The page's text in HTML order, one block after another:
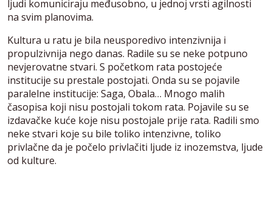
ljudi komuniciraju međusobno, u jednoj vrsti agilnosti
na svim planovima.
Kultura u ratu je bila neusporedivo intenzivnija i
propulzivnija nego danas. Radile su se neke potpuno
nevjerovatne stvari. S početkom rata postojeće
institucije su prestale postojati. Onda su se pojavile
paralelne institucije: Saga, Obala… Mnogo malih
časopisa koji nisu postojali tokom rata. Pojavile su se
izdavačke kuće koje nisu postojale prije rata. Radili smo
neke stvari koje su bile toliko intenzivne, toliko
privlačne da je počelo privlačiti ljude iz inozemstva, ljude
od kulture.